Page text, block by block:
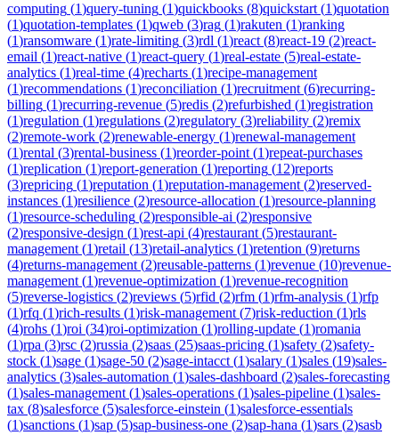
computing (1)query-tuning (1)quickbooks (8)quickstart (1)quotation
(1)quotation-templates (1)qweb (3)rag (1)rakuten (1)ranking
(1)ransomware (1)rate-limiting (3)rdl (1)react (8)react-19 (2)react-
email (1)react-native (1)react-query (1)real-estate (5)real-estate-
analytics (1)real-time (4)recharts (1)recipe-management
(1)recommendations (1)reconciliation (1)recruitment (6)recurring-
billing (1)recurring-revenue (5)redis (2)refurbished (1)registration
(1)regulation (1)regulations (2)regulatory (3)reliability (2)remix
(2)remote-work (2)renewable-energy (1)renewal-management
(1)rental (3)rental-business (1)reorder-point (1)repeat-purchases
(1)replication (1)report-generation (1)reporting (12)reports
(3)repricing (1)reputation (1)reputation-management (2)reserved-
instances (1)resilience (2)resource-allocation (1)resource-planning
(1)resource-scheduling (2)responsible-ai (2)responsive
(2)responsive-design (1)rest-api (4)restaurant (5)restaurant-
management (1)retail (13)retail-analytics (1)retention (9)returns
(4)returns-management (2)reusable-patterns (1)revenue (10)revenue-
management (1)revenue-optimization (1)revenue-recognition
(5)reverse-logistics (2)reviews (5)rfid (2)rfm (1)rfm-analysis (1)rfp
(1)rfq (1)rich-results (1)risk-management (7)risk-reduction (1)rls
(4)rohs (1)roi (34)roi-optimization (1)rolling-update (1)romania
(1)rpa (3)rsc (2)russia (2)saas (25)saas-pricing (1)safety (2)safety-
stock (1)sage (1)sage-50 (2)sage-intacct (1)salary (1)sales (19)sales-
analytics (3)sales-automation (1)sales-dashboard (2)sales-forecasting
(1)sales-management (1)sales-operations (1)sales-pipeline (1)sales-
tax (8)salesforce (5)salesforce-einstein (1)salesforce-essentials
(1)sanctions (1)sap (5)sap-business-one (2)sap-hana (1)sars (2)sasb